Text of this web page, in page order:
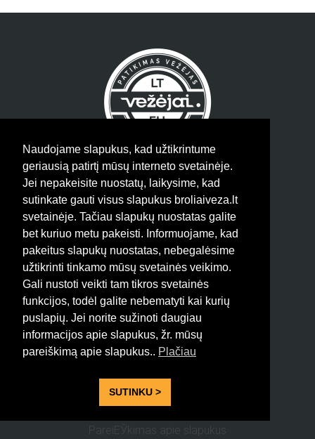
Naudojame slapukus, kad užtikrintume
geriausią patirtį mūsų interneto svetainėje.
Jei nepakeisite nuostatų, laikysime, kad
sutinkate gauti visus slapukus broliaiveza.lt
svetainėje. Tačiau slapukų nuostatas galite
bet kuriuo metu pakeisti. Informuojame, kad
pakeitus slapukų nuostatas, nebegalėsime
užtikrinti tinkamo mūsų svetainės veikimo.
Gali nustoti veikti tam tikros svetainės
funkcijos, todėl galite nebematyti kai kurių
puslapių. Jei norite sužinoti daugiau
informacijos apie slapukus, žr. mūsų
pareiškimą apie slapukus.. Plačiau
SUTINKU >
Tik su Broliai Veža greitai ir
lengvai galite nudžiuginti savo
artimą žmogų! Patogiu, erdviu
mikroautobusu vežame
keleivius ir siuntas į/iš
ANGLIJOS. Su mumis kelionė
tikrai neprailgs, nes mūsų
mikroautobusai yra pilnai
paruošti kelionei.
PareiЕЎkimas apie slapukus